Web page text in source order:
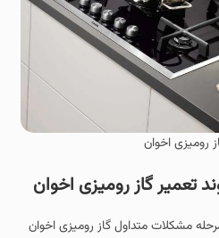
رومیزی اخوان
تعمیر گاز رومیزی اخوان
مشکلات متداول گاز رومیزی اخوان